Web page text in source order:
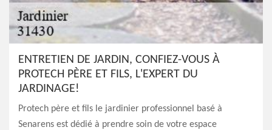
ENTRETIEN DE JARDIN, CONFIEZ-VOUS À
PROTECH PÈRE ET FILS, L'EXPERT DU
JARDINAGE!
Protech père et fils le jardinier professionnel basé à
Senarens est dédié à prendre soin de votre espace